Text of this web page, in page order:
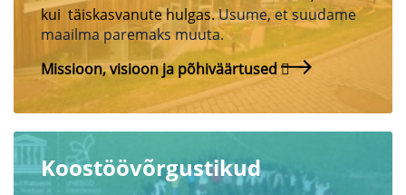
kui täiskasvanute hulgas.Usume, et suudame
maailma paremaks muuta.
Missioon, visioon ja põhiväärtused
Koostöövõrgustikud